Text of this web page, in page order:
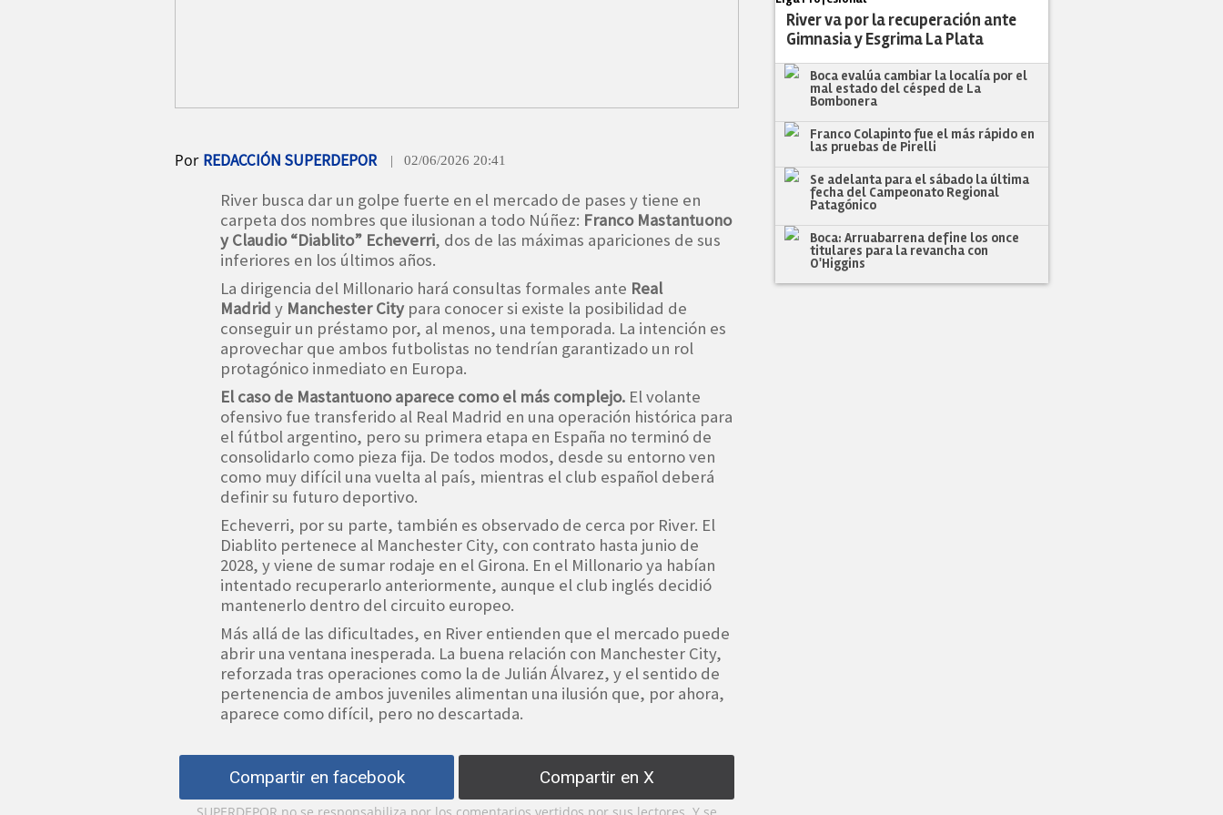
Por REDACCIÓN SUPERDEPOR | 02/06/2026 20:41
River busca dar un golpe fuerte en el mercado de pases y tiene en
carpeta dos nombres que ilusionan a todo Núñez: Franco Mastantuono
y Claudio “Diablito” Echeverri, dos de las máximas apariciones de sus
inferiores en los últimos años.
La dirigencia del Millonario hará consultas formales ante Real
Madrid y Manchester Citypara conocer si existe la posibilidad de
conseguir un préstamo por, al menos, una temporada. La intención es
aprovechar que ambos futbolistas no tendrían garantizado un rol
protagónico inmediato en Europa.
El caso de Mastantuono aparece como el más complejo. El volante
ofensivo fue transferido al Real Madrid en una operación histórica para
el fútbol argentino, pero su primera etapa en España no terminó de
consolidarlo como pieza fija. De todos modos, desde su entorno ven
como muy difícil una vuelta al país, mientras el club español deberá
definir su futuro deportivo.
Echeverri, por su parte, también es observado de cerca por River. El
Diablito pertenece al Manchester City, con contrato hasta junio de
2028, y viene de sumar rodaje en el Girona. En el Millonario ya habían
intentado recuperarlo anteriormente, aunque el club inglés decidió
mantenerlo dentro del circuito europeo.
Más allá de las dificultades, en River entienden que el mercado puede
abrir una ventana inesperada. La buena relación con Manchester City,
reforzada tras operaciones como la de Julián Álvarez, y el sentido de
pertenencia de ambos juveniles alimentan una ilusión que, por ahora,
aparece como difícil, pero no descartada.
Compartir en facebook Compartir en X
River va por la recuperación ante
Gimnasia y Esgrima La Plata
Boca evalúa cambiar la localía por el
mal estado del césped de La
Bombonera
Franco Colapinto fue el más rápido en
las pruebas de Pirelli
Se adelanta para el sábado la última
fecha del Campeonato Regional
Patagónico
Boca: Arruabarrena define los once
titulares para la revancha con
O'Higgins